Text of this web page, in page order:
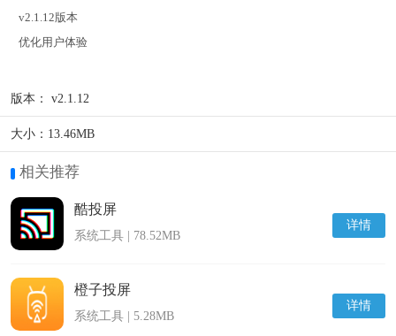
v2.1.12版本
优化用户体验
版本： v2.1.12
大小： 13.46MB
相关推荐
详情
酷投屏
系统工具 | 78.52MB
详情
橙子投屏
系统工具 | 5.28MB